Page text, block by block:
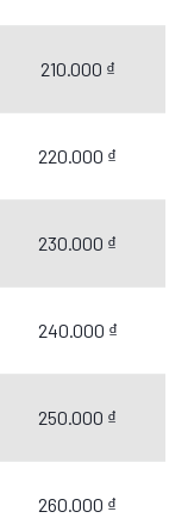
210.000 ₫
220.000 ₫
230.000 ₫
240.000 ₫
250.000 ₫
260.000 ₫